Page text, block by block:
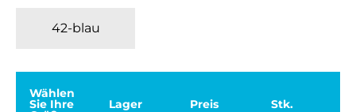
42-blau
Wählen
Sie Ihre Lager Preis Stk.